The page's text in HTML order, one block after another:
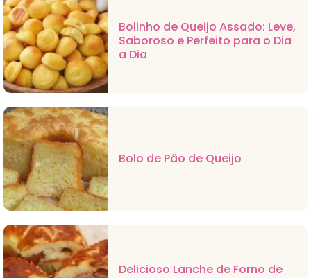
Bolinho de Queijo Assado: Leve,
Saboroso e Perfeito para o Dia
a Dia
Bolo de Pão de Queijo
Delicioso Lanche de Forno de